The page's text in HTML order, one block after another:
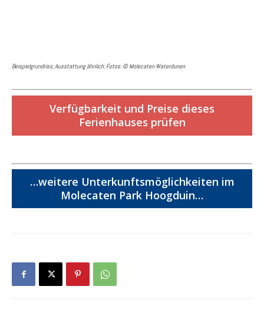
Beispielgrundriss; Ausstattung ähnlich; Fotos: © Molecaten Waterdunen
Verfügbarkeit und Preise dieses
Ferienhauses prüfen
…weitere Unterkunftsmöglichkeiten im
Molecaten Park Hoogduin…